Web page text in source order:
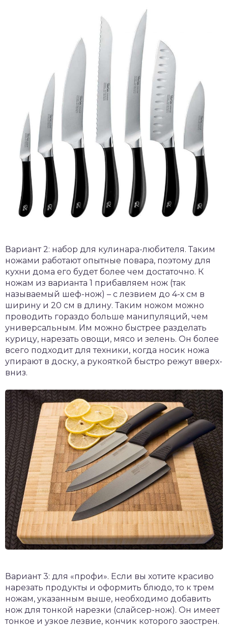
Вариант 2: набор для кулинара-любителя. Таким
ножами работают опытные повара, поэтому для
кухни дома его будет более чем достаточно. К
ножам из варианта 1 прибавляем нож (так
называемый шеф-нож) – с лезвием до 4-х см в
ширину и 20 см в длину. Таким ножом можно
проводить гораздо больше манипуляций, чем
универсальным. Им можно быстрее разделать
курицу, нарезать овощи, мясо и зелень. Он более
всего подходит для техники, когда носик ножа
упирают в доску, а рукояткой быстро режут вверх-
вниз.
Вариант 3: для «профи». Если вы хотите красиво
нарезать продукты и оформить блюдо, то к трем
ножам, указанным выше, необходимо добавить
нож для тонкой нарезки (слайсер-нож). Он имеет
тонкое и узкое лезвие, кончик которого заострен.